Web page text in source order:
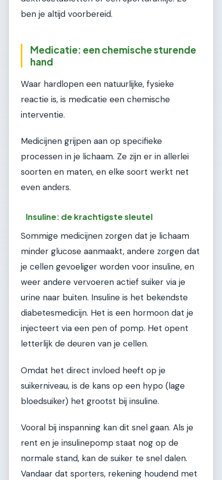
ben je altijd voorbereid.
Medicatie: een chemische sturende
hand
Waar hardlopen een natuurlijke, fysieke
reactie is, is medicatie een chemische
interventie.
Medicijnen grijpen aan op specifieke
processen in je lichaam. Ze zijn er in allerlei
soorten en maten, en elke soort werkt net
even anders.
Insuline: de krachtigste sleutel
Sommige medicijnen zorgen dat je lichaam
minder glucose aanmaakt, andere zorgen dat
je cellen gevoeliger worden voor insuline, en
weer andere vervoeren actief suiker via je
urine naar buiten. Insuline is het bekendste
diabetesmedicijn. Het is een hormoon dat je
injecteert via een pen of pomp. Het opent
letterlijk de deuren van je cellen.
Omdat het direct invloed heeft op je
suikerniveau, is de kans op een hypo (lage
bloedsuiker) het grootst bij insuline.
Vooral bij inspanning kan dit snel gaan. Als je
rent en je insulinepomp staat nog op de
normale stand, kan de suiker te snel dalen.
Vandaar dat sporters, rekening houdend met